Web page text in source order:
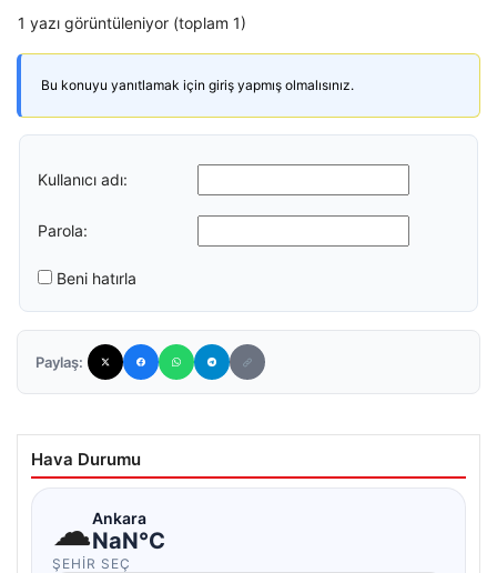
1 yazı görüntüleniyor (toplam 1)
Bu konuyu yanıtlamak için giriş yapmış olmalısınız.
Kullanıcı adı:
Parola:
Beni hatırla
Paylaş:
Hava Durumu
☁Ankara
NaN°C
ŞEHIR SEÇ